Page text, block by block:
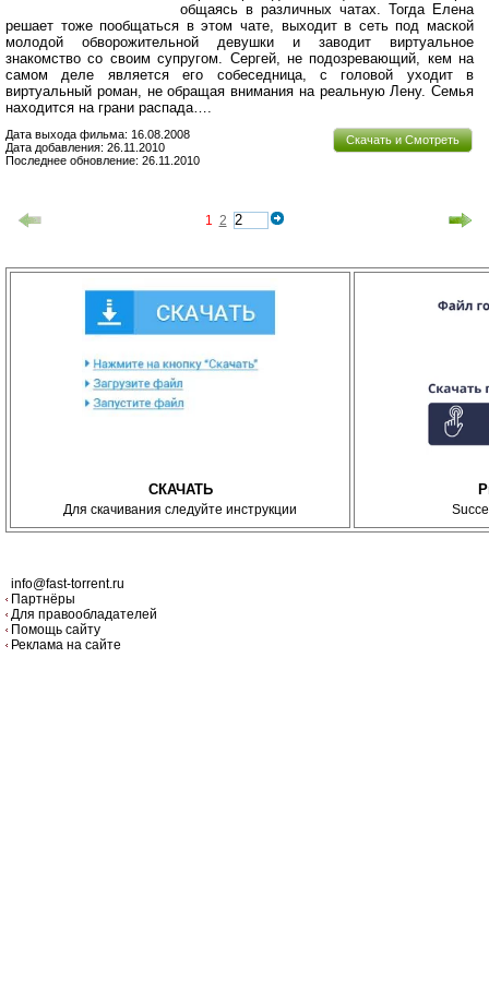
общаясь в различных чатах. Тогда Елена
решает тоже пообщаться в этом чате, выходит в сеть под маской
молодой обворожительной девушки и заводит виртуальное
знакомство со своим супругом. Сергей, не подозревающий, кем на
самом деле является его собеседница, с головой уходит в
виртуальный роман, не обращая внимания на реальную Лену. Семья
находится на грани распада….
Скачать и Смотреть
Дата выхода фильма: 16.08.2008
Дата добавления: 26.11.2010
Последнее обновление: 26.11.2010
1 2
СКАЧАТЬ
Для скачивания следуйте инструкции
info@fast-torrent.ru
Партнёры
Для правообладателей
Помощь сайту
Реклама на сайте